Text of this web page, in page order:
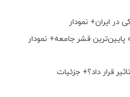
در ایران+ نمودار
پایین‌ترین قشر جامعه+ نمودار
قرار داد؟+ جزئیات